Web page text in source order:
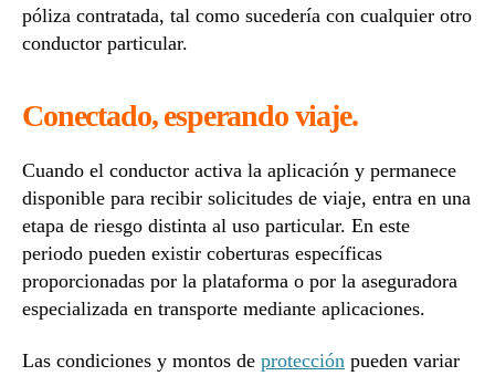
póliza contratada, tal como sucedería con cualquier otro
conductor particular.
Conectado, esperando viaje.
Cuando el conductor activa la aplicación y permanece
disponible para recibir solicitudes de viaje, entra en una
etapa de riesgo distinta al uso particular. En este
periodo pueden existir coberturas específicas
proporcionadas por la plataforma o por la aseguradora
especializada en transporte mediante aplicaciones.
Las condiciones y montos de protección pueden variar